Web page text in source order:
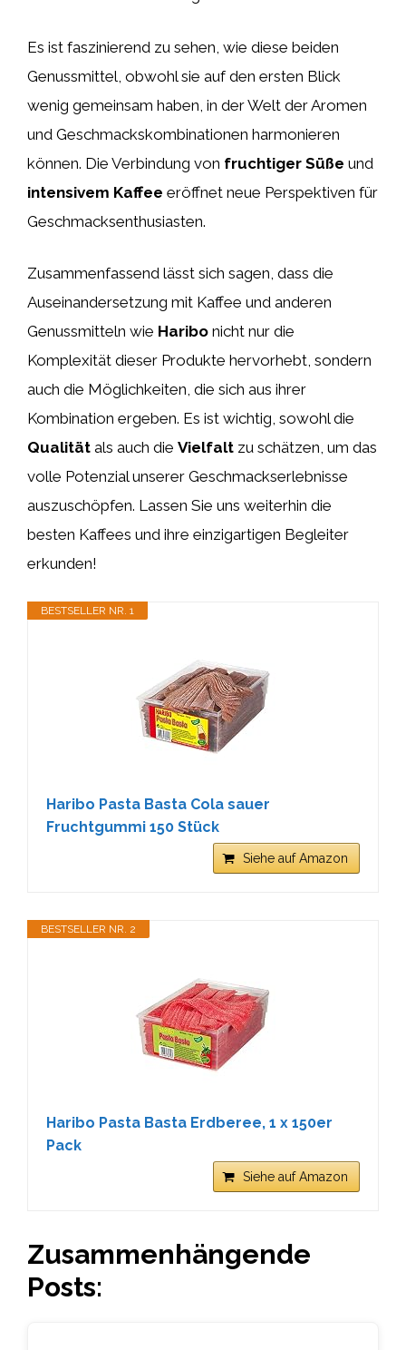
Es ist faszinierend zu sehen, wie diese beiden
Genussmittel, obwohl sie auf den ersten Blick
wenig gemeinsam haben, in der Welt der Aromen
und Geschmackskombinationen harmonieren
können. Die Verbindung von fruchtiger Süße und
intensivem Kaffee eröffnet neue Perspektiven für
Geschmacksenthusiasten.
Zusammenfassend lässt sich sagen, dass die
Auseinandersetzung mit Kaffee und anderen
Genussmitteln wie Haribo nicht nur die
Komplexität dieser Produkte hervorhebt, sondern
auch die Möglichkeiten, die sich aus ihrer
Kombination ergeben. Es ist wichtig, sowohl die
Qualität als auch die Vielfalt zu schätzen, um das
volle Potenzial unserer Geschmackserlebnisse
auszuschöpfen. Lassen Sie uns weiterhin die
besten Kaffees und ihre einzigartigen Begleiter
erkunden!
BESTSELLER NR. 1
Haribo Pasta Basta Cola sauer
Fruchtgummi 150 Stück
Siehe auf Amazon
BESTSELLER NR. 2
Haribo Pasta Basta Erdberee, 1 x 150er
Pack
Siehe auf Amazon
Zusammenhängende
Posts: